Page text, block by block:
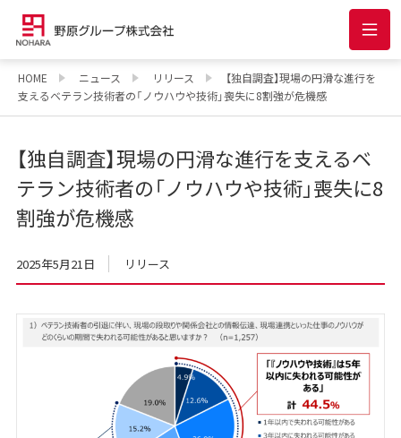
HOME ニュース リリース
【独自調査】現場の円滑な進行を
支えるベテラン技術者の「ノウハウや技術」喪失に8割強が危機感
【独自調査】現場の円滑な進行を支えるベ
テラン技術者の「ノウハウや技術」喪失に8
割強が危機感
2025年5月21日 リリース